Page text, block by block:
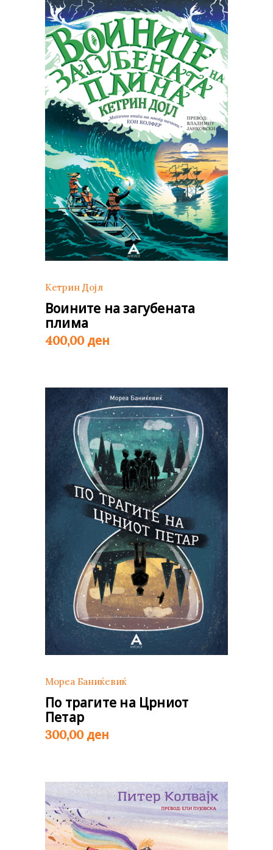
Кетрин Дојл
Воините на загубената
плима
400,00 ден
Мореа Баниќевиќ
По трагите на Црниот
Петар
300,00 ден